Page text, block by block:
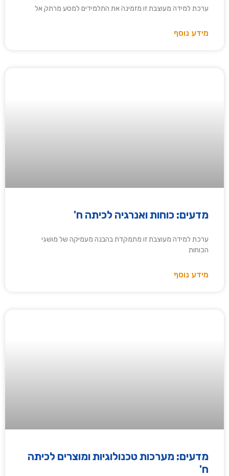
ערכת למידה מעוצבת זו מזמינה את התלמידים למסע מרתק אל
מידע נוסף
מדעים: כוחות ואנרגיה לכיתה ח'
ערכת למידה מעוצבת זו מתמקדת בהבנה מעמיקה של מושגי
הכוחות
מידע נוסף
מדעים: מערכות טכנולוגיות ומוצרים לכיתה
ח'